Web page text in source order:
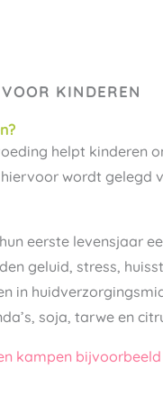
KINDEREN
helpt kinderen
wordt gelegd
eerste levensjaar
geluid, stress,
in
soja, tarwe en
kampen